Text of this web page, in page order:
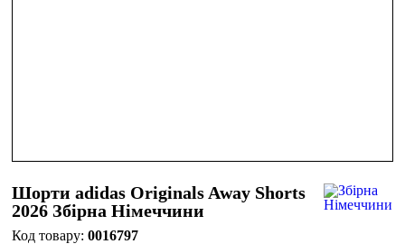
Шорти adidas Originals Away Shorts
2026 Збірна Німеччини
0016797